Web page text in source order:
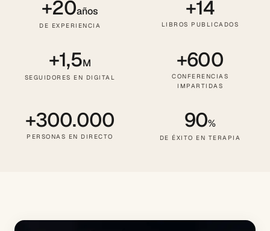
+20años
DE EXPERIENCIA
+14
LIBROS PUBLICADOS
+1,5M
SEGUIDORES EN DIGITAL
+600
CONFERENCIAS
IMPARTIDAS
+300.000
PERSONAS EN DIRECTO
90%
DE ÉXITO EN TERAPIA